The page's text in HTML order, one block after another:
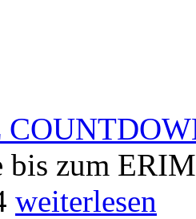
bis zum
weiterlesen